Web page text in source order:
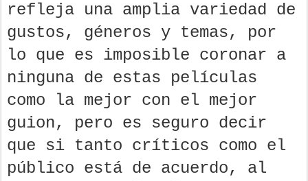
refleja una amplia variedad de
gustos, géneros y temas, por
lo que es imposible coronar a
ninguna de estas películas
como la mejor con el mejor
guion, pero es seguro decir
que si tanto críticos como el
público está de acuerdo, al